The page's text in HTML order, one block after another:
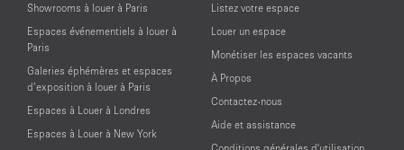
Showrooms à louer à Paris
Espaces événementiels à louer à
Paris
Galeries éphémères et espaces
d’exposition à louer à Paris
Espaces à Louer à Londres
Espaces à Louer à New York
Listez votre espace
Louer un espace
Monétiser les espaces vacants
À Propos
Contactez-nous
Aide et assistance